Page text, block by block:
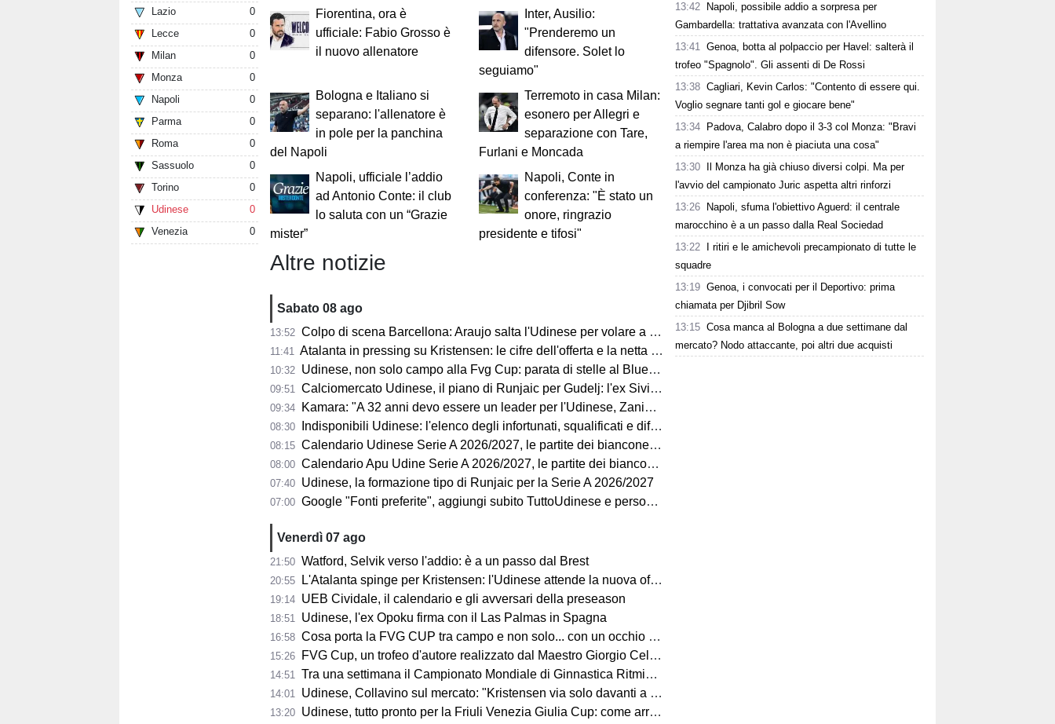
Lazio
0
Lecce
0
Milan
0
Monza
0
Napoli
0
Parma
0
Roma
0
Sassuolo
0
Torino
0
Udinese
0
Venezia
0
Fiorentina, ora è
ufficiale: Fabio Grosso è
il nuovo allenatore
Inter, Ausilio:
"Prenderemo un
difensore. Solet lo
seguiamo"
Bologna e Italiano si
separano: l'allenatore è
in pole per la panchina
del Napoli
Terremoto in casa Milan:
esonero per Allegri e
separazione con Tare,
Furlani e Moncada
Napoli, ufficiale l’addio
ad Antonio Conte: il club
lo saluta con un “Grazie
mister”
Napoli, Conte in
conferenza: "È stato un
onore, ringrazio
presidente e tifosi"
Altre notizie
Sabato 08 ago
13:52 Colpo di scena Barcellona: Araujo salta l'Udinese per volare a Liverpool! Le 3 assenze di Flick
11:41 Atalanta in pressing su Kristensen: le cifre dell'offerta e la netta condizione dell'Udinese
10:32 Udinese, non solo campo alla Fvg Cup: parata di stelle al Bluenergy Stadium
09:51 Calciomercato Udinese, il piano di Runjaic per Gudelj: l'ex Siviglia avrà un nuovo ruolo
09:34 Kamara: "A 32 anni devo essere un leader per l'Udinese, Zaniolo ha fatto un'ottima scelta"
08:30 Indisponibili Udinese: l'elenco degli infortunati, squalificati e diffidati
08:15 Calendario Udinese Serie A 2026/2027, le partite dei bianconeri: date e orari
08:00 Calendario Apu Udine Serie A 2026/2027, le partite dei bianconeri in Lba: date e orari
07:40 Udinese, la formazione tipo di Runjaic per la Serie A 2026/2027
07:00 Google "Fonti preferite", aggiungi subito TuttoUdinese e personalizza le tue notizie
Venerdì 07 ago
21:50 Watford, Selvik verso l'addio: è a un passo dal Brest
20:55 L'Atalanta spinge per Kristensen: l'Udinese attende la nuova offerta
19:14 UEB Cividale, il calendario e gli avversari della preseason
18:51 Udinese, l'ex Opoku firma con il Las Palmas in Spagna
16:58 Cosa porta la FVG CUP tra campo e non solo... con un occhio sempre al MERCATO
15:26 FVG Cup, un trofeo d'autore realizzato dal Maestro Giorgio Celiberti
14:51 Tra una settimana il Campionato Mondiale di Ginnastica Ritmica: ci sarà Tara Dragas
14:01 Udinese, Collavino sul mercato: "Kristensen via solo davanti a un'offerta irrinunciabile. Portiere? Stiamo lavorando"
13:20 Udinese, tutto pronto per la Friuli Venezia Giulia Cup: come arrivano Barcellona e Nottingham?
13:42
Napoli, possibile addio a sorpresa per
Gambardella: trattativa avanzata con l'Avellino
13:41 Genoa, botta al polpaccio per Havel: salterà il
trofeo "Spagnolo". Gli assenti di De Rossi
13:38 Cagliari, Kevin Carlos: "Contento di essere qui.
Voglio segnare tanti gol e giocare bene"
13:34
Padova, Calabro dopo il 3-3 col Monza: "Bravi
a riempire l'area ma non è piaciuta una cosa"
13:30
Il Monza ha già chiuso diversi colpi. Ma per
l'avvio del campionato Juric aspetta altri rinforzi
13:26
Napoli, sfuma l'obiettivo Aguerd: il centrale
marocchino è a un passo dalla Real Sociedad
13:22
I ritiri e le amichevoli precampionato di tutte le
squadre
13:19 Genoa, i convocati per il Deportivo: prima
chiamata per Djibril Sow
13:15 Cosa manca al Bologna a due settimane dal
mercato? Nodo attaccante, poi altri due acquisti